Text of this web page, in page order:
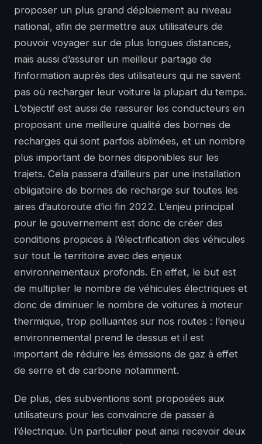
proposer un plus grand déploiement au niveau
national, afin de permettre aux utilisateurs de
pouvoir voyager sur de plus longues distances,
mais aussi d’assurer un meilleur partage de
l’information auprès des utilisateurs qui ne savent
pas où recharger leur voiture la plupart du temps.
L’objectif est aussi de rassurer les conducteurs en
proposant une meilleure qualité des bornes de
recharges qui sont parfois abîmées, et un nombre
plus important de bornes disponibles sur les
trajets. Cela passera d’ailleurs par une installation
obligatoire de bornes de recharge sur toutes les
aires d’autoroute d’ici fin 2022. L’enjeu principal
pour le gouvernement est donc de créer des
conditions propices à l’électrification des véhicules
sur tout le territoire avec des enjeux
environnementaux profonds. En effet, le but est
de multiplier le nombre de véhicules électriques et
donc de diminuer le nombre de voitures à moteur
thermique, trop polluantes sur nos routes : l’enjeu
environnemental prend le dessus et il est
important de réduire les émissions de gaz à effet
de serre et de carbone notamment.
De plus, des subventions sont proposées aux
utilisateurs pour les convaincre de passer à
l’électrique. Un particulier peut ainsi recevoir deux